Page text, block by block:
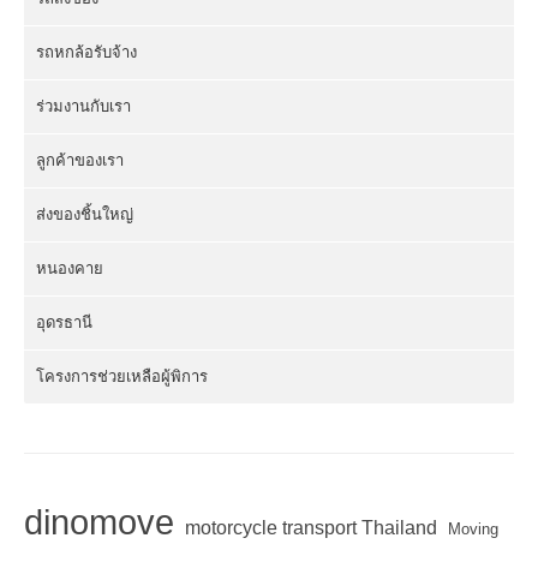
รถหกล้อรับจ้าง
ร่วมงานกับเรา
ลูกค้าของเรา
ส่งของชิ้นใหญ่
หนองคาย
อุดรธานี
โครงการช่วยเหลือผู้พิการ
dinomove motorcycle transport Thailand Moving